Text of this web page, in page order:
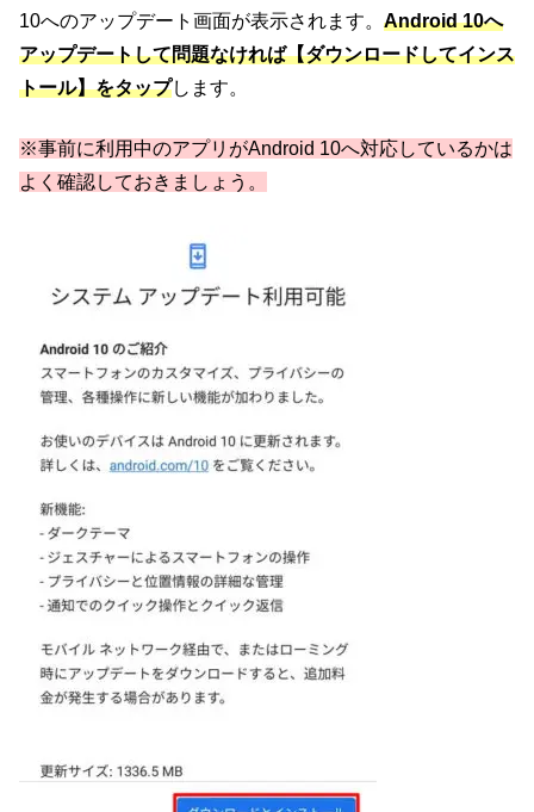
10へのアップデート画面が表示されます。 Android 10へ
アップデートして問題なければ【ダウンロードしてインス
トール】をタップします。
※事前に利用中のアプリがAndroid 10へ対応しているかは
よく確認しておきましょう。